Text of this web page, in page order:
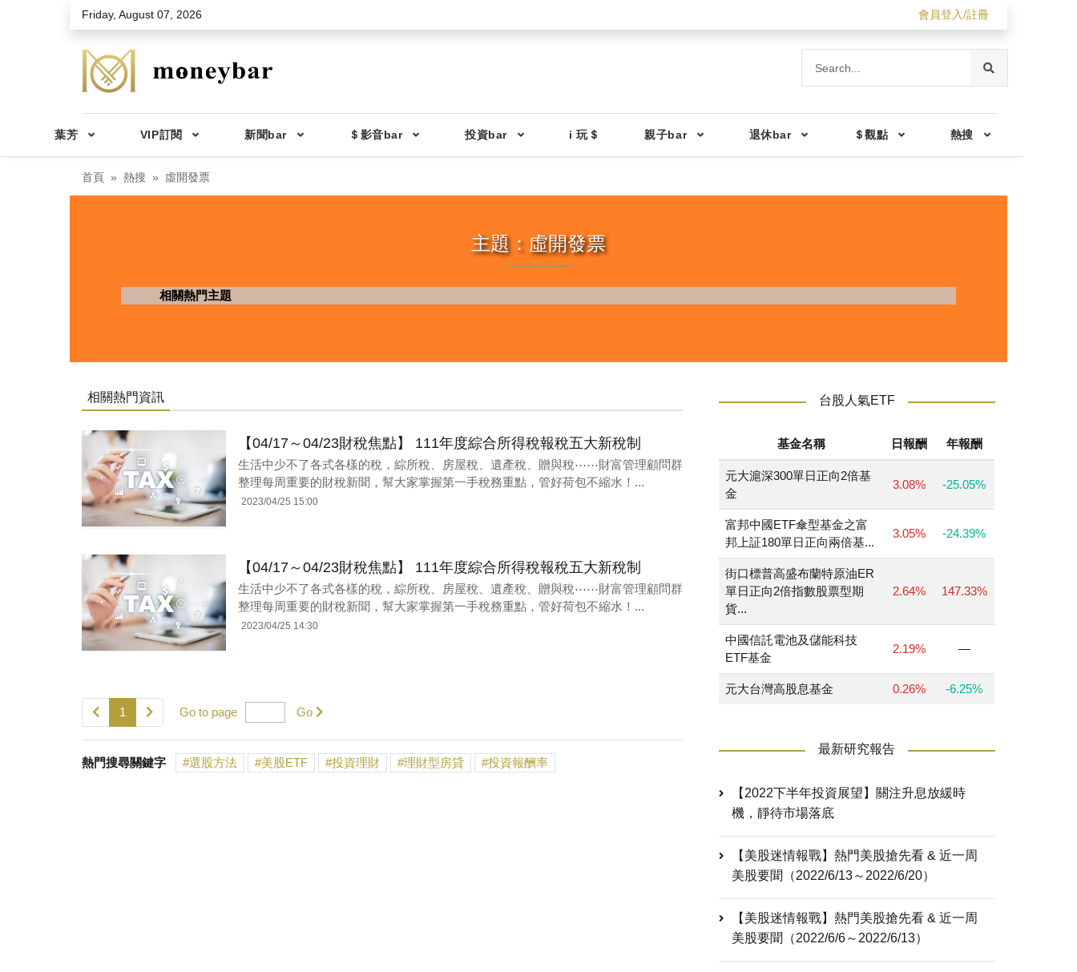
Skip to main contentFriday, August 07, 2026 會員登入/註冊
葉芳 VIP訂閱 新聞bar ＄影音bar 投資bar i 玩＄ 親子bar 退休bar ＄觀點 熱搜
首頁 熱搜 虛開發票
主題：虛開發票
相關熱門主題
相關熱門資訊
【04/17～04/23財稅焦點】 111年度綜合所得稅報稅五大新稅制
生活中少不了各式各樣的稅，綜所稅、房屋稅、遺產稅、贈與稅⋯⋯財富管理顧問群
整理每周重要的財稅新聞，幫大家掌握第一手稅務重點，管好荷包不縮水！...
2023/04/25 15:00
【04/17～04/23財稅焦點】 111年度綜合所得稅報稅五大新稅制
生活中少不了各式各樣的稅，綜所稅、房屋稅、遺產稅、贈與稅⋯⋯財富管理顧問群
整理每周重要的財稅新聞，幫大家掌握第一手稅務重點，管好荷包不縮水！...
2023/04/25 14:30
1 Go to page Go
熱門搜尋關鍵字 選股方法 美股ETF 投資理財 理財型房貸 投資報酬率
台股人氣ETF
基金名稱 日報酬 年報酬
元大滬深300單日正向2倍基
金
3.08% -25.05%
富邦中國ETF傘型基金之富
邦上証180單日正向兩倍基...
3.05% -24.39%
街口標普高盛布蘭特原油ER
單日正向2倍指數股票型期
貨...
2.64% 147.33%
中國信託電池及儲能科技
ETF基金
2.19% —
元大台灣高股息基金 0.26% -6.25%
最新研究報告
【2022下半年投資展望】關注升息放緩時
機，靜待市場落底
【美股迷情報戰】熱門美股搶先看 & 近一周
美股要聞（2022/6/13～2022/6/20）
【美股迷情報戰】熱門美股搶先看 & 近一周
美股要聞（2022/6/6～2022/6/13）